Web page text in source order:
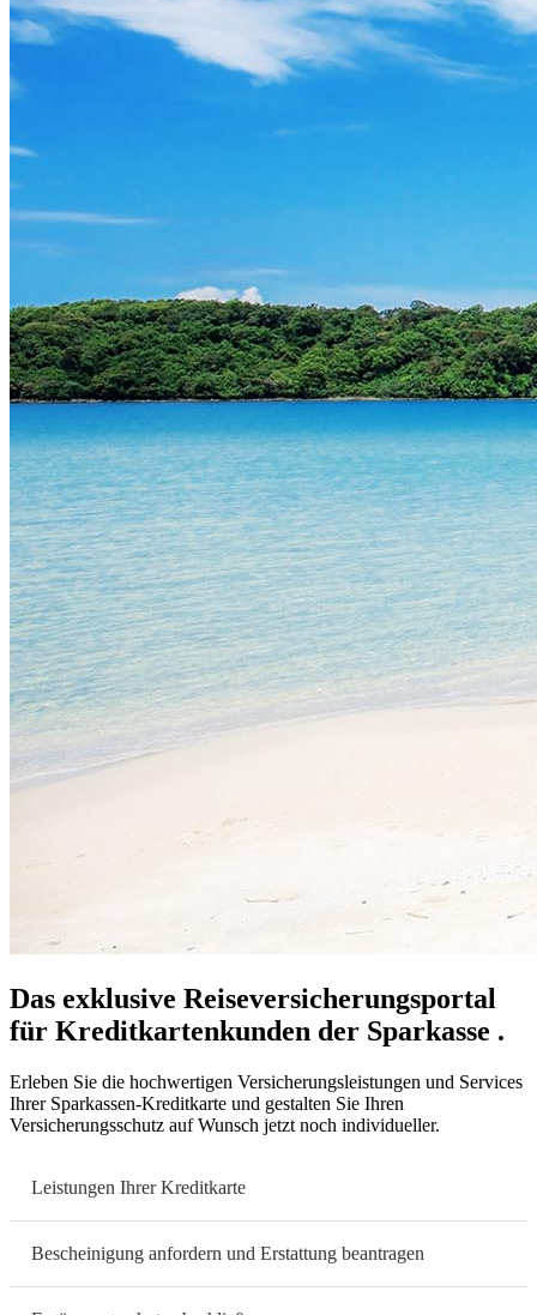
Das exklusive Reiseversicherungsportal
für Kreditkartenkunden der Sparkasse .
Erleben Sie die hochwertigen Versicherungsleistungen und Services
Ihrer Sparkassen-Kreditkarte und gestalten Sie Ihren
Versicherungsschutz auf Wunsch jetzt noch individueller.
Leistungen Ihrer Kreditkarte
Bescheinigung anfordern und Erstattung beantragen